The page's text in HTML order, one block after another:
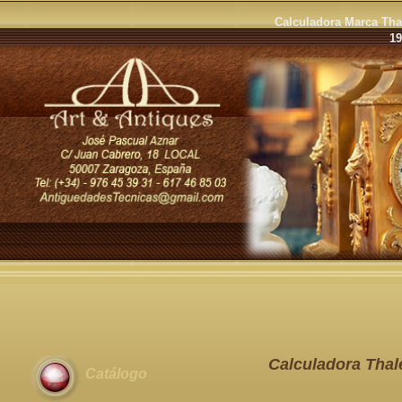
Calculadora Marca
Catálogo
Calculadora